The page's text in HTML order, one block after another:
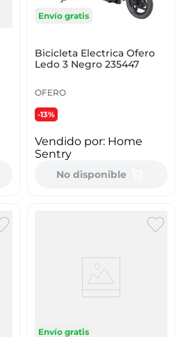
Envío gratis
Bicicleta Electrica Ofero
Ledo 3 Negro 235447
OFERO
-13%
Vendido por: Home
Sentry
No disponible
Envío gratis